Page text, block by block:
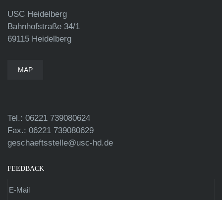
USC Heidelberg
Bahnhofstraße 34/1
69115 Heidelberg
MAP
Tel.: 06221 739080624
Fax.: 06221 739080629
geschaeftsstelle@usc-hd.de
FEEDBACK